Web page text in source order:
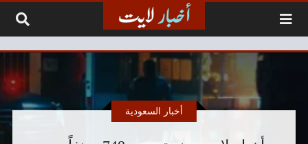
أخبار السعودية